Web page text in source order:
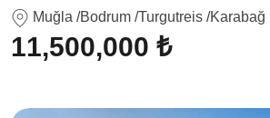
Muğla /Bodrum /Turgutreis /Karabağ
11,500,000 ₺